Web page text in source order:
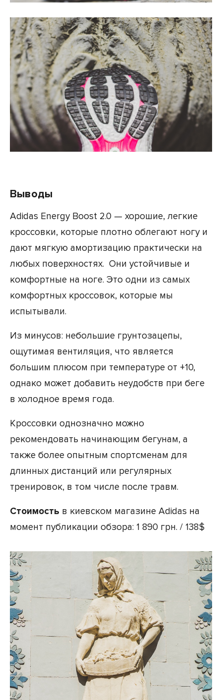
Выводы
Adidas Energy Boost 2.0 — хорошие, легкие
кроссовки, которые плотно облегают ногу и
дают мягкую амортизацию практически на
любых поверхностях. Они устойчивые и
комфортные на ноге. Это одни из самых
комфортных кроссовок, которые мы
испытывали.
Из минусов: небольшие грунтозацепы,
ощутимая вентиляция, что является
большим плюсом при температуре от +10,
однако может добавить неудобств при беге
в холодное время года.
Кроссовки однозначно можно
рекомендовать начинающим бегунам, а
также более опытным спортсменам для
длинных дистанций или регулярных
тренировок, в том числе после травм.
Стоимость в киевском магазине Adidas на
момент публикации обзора: 1 890 грн. / 138$